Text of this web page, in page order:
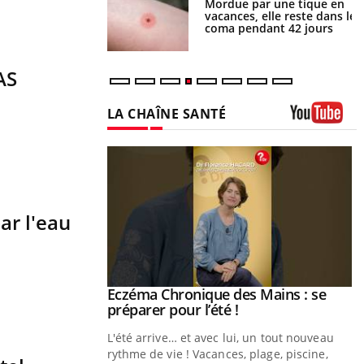
l'eau
Mordue par une tique en
vacances, elle reste dans le
coma pendant 42 jours
LA CHAÎNE SANTÉ
Youtube
Eczéma Chronique des Mains : se
préparer pour l’été !Youtube
L'été arrive… et avec lui, un tout nouveau
rythme de vie ! Vacances, plage, piscine,